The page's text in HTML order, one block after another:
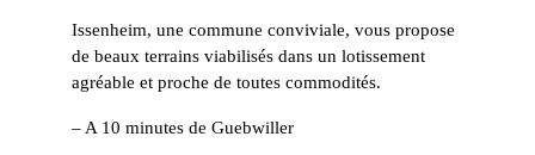
Issenheim, une commune conviviale, vous propose
de beaux terrains viabilisés dans un lotissement
agréable et proche de toutes commodités.
– A 10 minutes de Guebwiller